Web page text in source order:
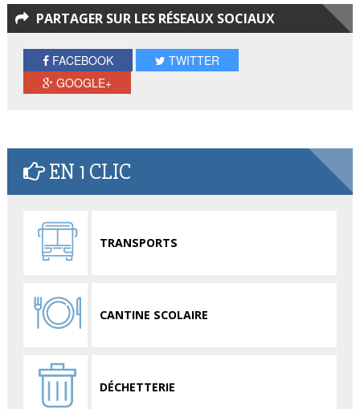
PARTAGER SUR LES RÉSEAUX SOCIAUX
FACEBOOK
TWITTER
GOOGLE+
EN 1 CLIC
TRANSPORTS
CANTINE SCOLAIRE
DÉCHETTERIE